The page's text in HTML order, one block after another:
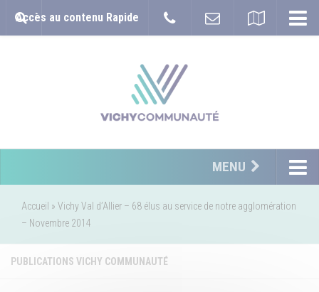
Accès au contenu Rapide
MENU
Accueil » Vichy Val d’Allier – 68 élus au service de notre agglomération
– Novembre 2014
PUBLICATIONS VICHY COMMUNAUTÉ